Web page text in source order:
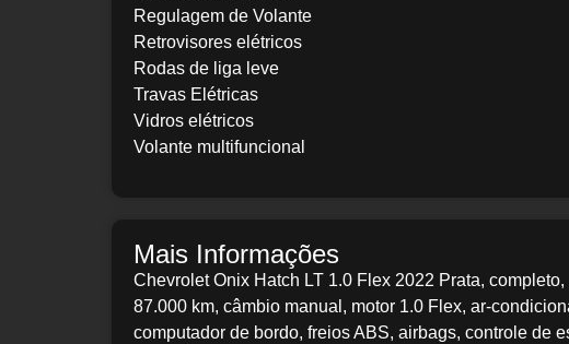
Regulagem de Volante
Retrovisores elétricos
Rodas de liga leve
Travas Elétricas
Vidros elétricos
Volante multifuncional
Mais Informações
Chevrolet Onix Hatch LT 1.0 Flex 2022 Prata,
87.000 km, câmbio manual, motor 1.0 Flex, ar-
computador de bordo, freios ABS, airbags, controle de